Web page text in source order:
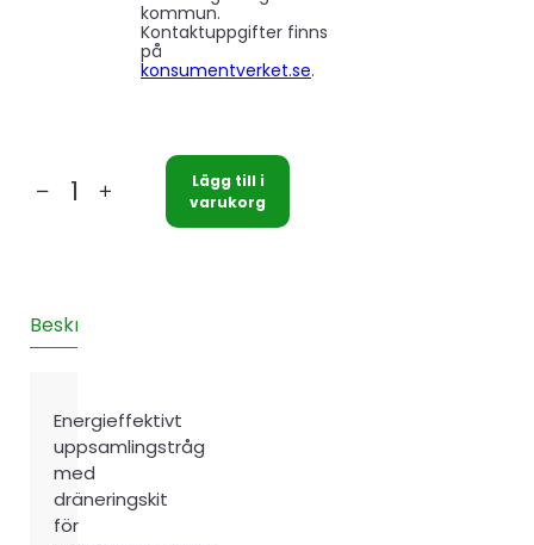
kommun.
Kontaktuppgifter finns
på
konsumentverket.se.
PANCAKE
2m
Lägg till i
varukorg
Beskrivning
Energieffektivt
uppsamlingstråg
med
dräneringskit
för